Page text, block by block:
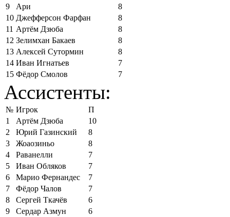
9
Ари
8
10 Джефферсон Фарфан
8
11 Артём Дзюба
8
12 Зелимхан Бакаев
8
13 Алексей Сутормин
8
14 Иван Игнатьев
7
15 Фёдор Смолов 7
Ассистенты:
№ Игрок
П
1
Артём Дзюба
10
2
Юрий Газинский
8
3
Жоаозиньо
8
4
Раванелли
7
5
Иван Обляков
7
6
Марио Фернандес
7
7
Фёдор Чалов
7
8
Сергей Ткачёв
6
9
Сердар Азмун
6